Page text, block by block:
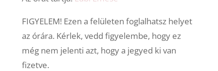
FIGYELEM! Ezen a felületen foglalhatsz helyet
az órára. Kérlek, vedd figyelembe, hogy ez
még nem jelenti azt, hogy a jegyed ki van
fizetve.